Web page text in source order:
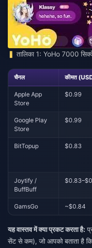
तालिका 1: YoHo 7000
चैनल कीमत
Apple App
Store
$0.99
Google Play
Store
$0.99
BitTopup $0.83
Joytify /
BuffBuff
GamsGo ~$0.84
यह वास्तव में क्या प्रकट करता है:
सेंट से कम), जो आपको बताता है